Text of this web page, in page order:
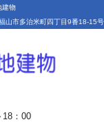
建物
山市多治米町四丁目9番18-15号
：00